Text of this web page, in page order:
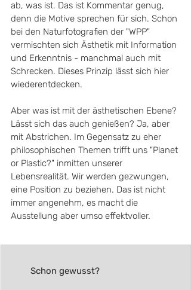
ab, was ist. Das ist Kommentar genug,
denn die Motive sprechen für sich. Schon
bei den Naturfotografien der "WPP"
vermischten sich Ästhetik mit Information
und Erkenntnis - manchmal auch mit
Schrecken. Dieses Prinzip lässt sich hier
wiederentdecken.
Aber was ist mit der ästhetischen Ebene?
Lässt sich das auch genießen? Ja, aber
mit Abstrichen. Im Gegensatz zu eher
philosophischen Themen trifft uns "Planet
or Plastic?" inmitten unserer
Lebensrealität. Wir werden gezwungen,
eine Position zu beziehen. Das ist nicht
immer angenehm, es macht die
Ausstellung aber umso effektvoller.
Schon gewusst?